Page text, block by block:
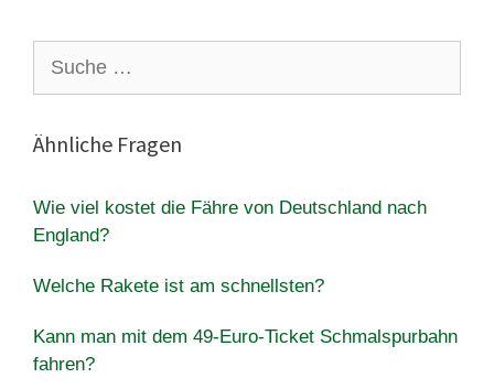
nach:
Ähnliche Fragen
Wie viel kostet die Fähre von Deutschland nach
England?
Welche Rakete ist am schnellsten?
Kann man mit dem 49-Euro-Ticket Schmalspurbahn
fahren?